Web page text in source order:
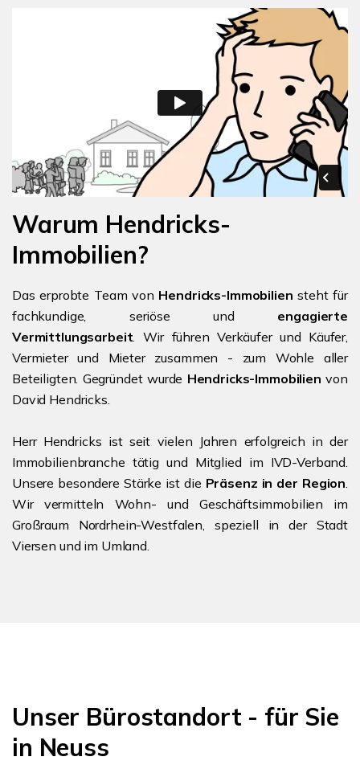
Warum Hendricks-
Immobilien?
Das erprobte Team von Hendricks-Immobilien steht für
fachkundige, seriöse und engagierte
Vermittlungsarbeit . Wir führen Verkäufer und Käufer,
Vermieter und Mieter zusammen - zum Wohle aller
Beteiligten. Gegründet wurde Hendricks-Immobilien von
David Hendricks.
Herr Hendricks ist seit vielen Jahren erfolgreich in der
Immobilienbranche tätig und Mitglied im IVD-Verband.
Unsere besondere Stärke ist die Präsenz in der Region
Wir vermitteln Wohn- und Geschäftsimmobilien im
Großraum Nordrhein-Westfalen, speziell in der Stadt
Viersen und im Umland.
Unser Bürostandort - für Sie
in Neuss